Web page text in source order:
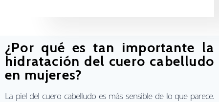
¿Por qué es tan importante la
hidratación del cuero cabelludo
en mujeres?
La piel del cuero cabelludo es más sensible de lo que parece.